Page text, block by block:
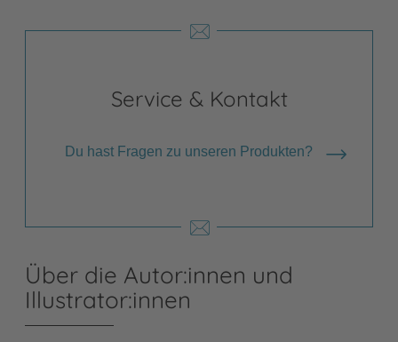
Service & Kontakt
Du hast Fragen zu unseren Produkten?
Über die Autor:innen und
Illustrator:innen